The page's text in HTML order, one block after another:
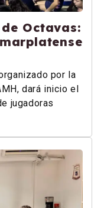
Octavas:
por la
dará inicio el
jugadoras